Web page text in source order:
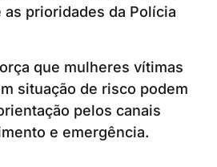
prioridades da Polícia
que mulheres vítimas
situação de risco podem
pelos canais
e emergência.